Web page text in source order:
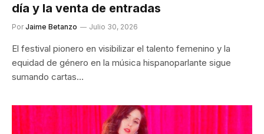
día y la venta de entradas
Por Jaime Betanzo Julio 30, 2026
El festival pionero en visibilizar el talento femenino y la
equidad de género en la música hispanoparlante sigue
sumando cartas…